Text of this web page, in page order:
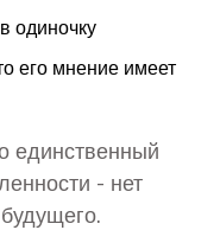
одиночку
его мнение имеет
единственный
- нет